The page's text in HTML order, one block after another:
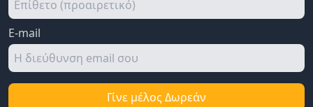
E-mail
Γίνε μέλος Δωρεάν